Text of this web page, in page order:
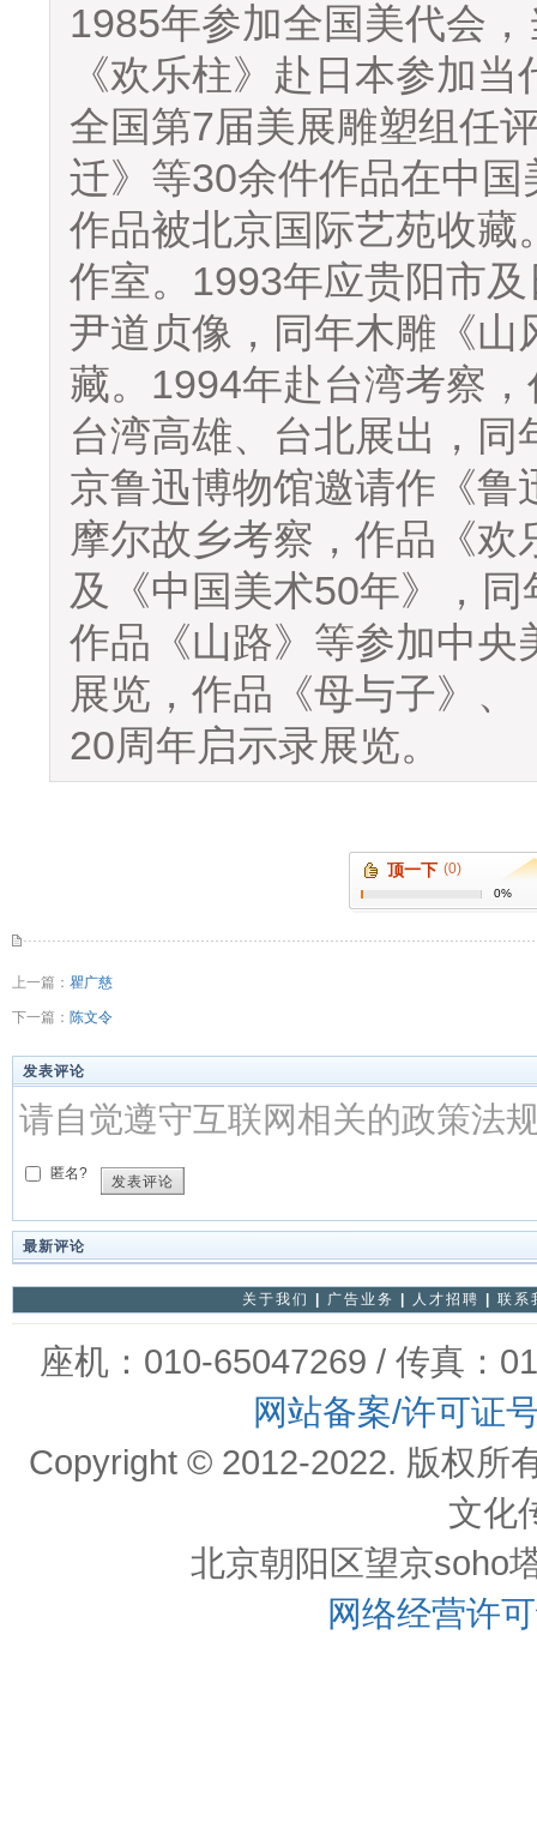
1985年参加全国美代会
《欢乐柱》赴日本参加
全国第7届美展雕塑组任
迁》等30余件作品在中
作品被北京国际艺苑收
作室。1993年应贵阳市
尹道贞像，同年木雕《山
藏。1994年赴台湾考察
台湾高雄、台北展出，
京鲁迅博物馆邀请作《
摩尔故乡考察，作品《
及《中国美术50年》，
作品《山路》等参加中
展览，作品《母与子》
20周年启示录展览。
顶一下 (0)
0%
上一篇： 瞿广慈
下一篇： 陈文令
发表评论
请自觉遵守互联网相关的政策法
匿名?
发表评论
最新评论
关于我们 广告业务 人才招聘 联系
座机：010-65047269 / 传真：
网站备案/许可证
Copyright © 2012-2022. 版权所
文化
北京朝阳区望京soho
网络经营许